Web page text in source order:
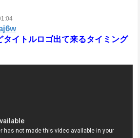
タイトルロゴ出て来るタイミング